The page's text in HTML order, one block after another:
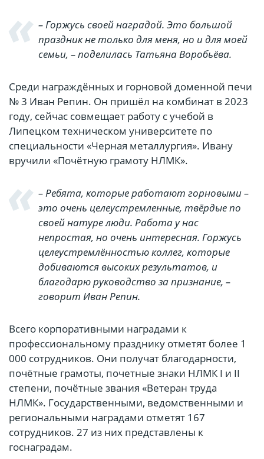
– Горжусь своей наградой. Это большой
праздник не только для меня, но и для моей
семьи, – поделилась Татьяна Воробьёва.
Среди награждённых и горновой доменной печи
№ 3 Иван Репин. Он пришёл на комбинат в 2023
году, сейчас совмещает работу с учебой в
Липецком техническом университете по
специальности «Черная металлургия». Ивану
вручили «Почётную грамоту НЛМК».
– Ребята, которые работают горновыми –
это очень целеустремленные, твёрдые по
своей натуре люди. Работа у нас
непростая, но очень интересная. Горжусь
целеустремлённостью коллег, которые
добиваются высоких результатов, и
благодарю руководство за признание, –
говорит Иван Репин.
Всего корпоративными наградами к
профессиональному празднику отметят более 1
000 сотрудников. Они получат благодарности,
почётные грамоты, почетные знаки НЛМК I и II
степени, почётные звания «Ветеран труда
НЛМК». Государственными, ведомственными и
региональными наградами отметят 167
сотрудников. 27 из них представлены к
госнаградам.